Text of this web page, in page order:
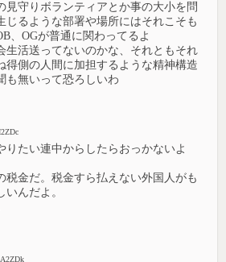
見守りボランティアとか事の大小を問
じるような部署や場所にはそれこそも
、OGが普通に関わってるよ
生活送ってないのかな、それともそれ
得側の人間に加担するような精神構造
も無いって恐ろしいわ
りたい連中からしたらおっかないよ
税金だ。税金すら払えない外国人がも
んだよ。